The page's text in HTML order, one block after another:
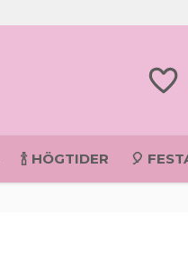
🍾 HÖGTIDER 🎈